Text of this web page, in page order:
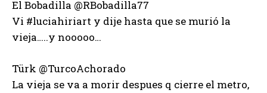
El Bobadilla ‏@RBobadilla77
Vi #luciahiriart y dije hasta que se murió la
vieja…..y nooooo…
Türk ‏@TurcoAchorado
La vieja se va a morir despues q cierre el metro,